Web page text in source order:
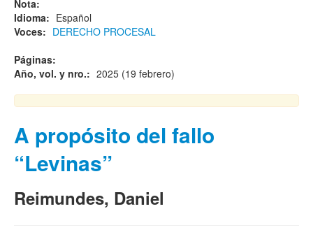
Nota:
Idioma: Español
Voces: DERECHO PROCESAL
Páginas:
Año, vol. y nro.: 2025 (19 febrero)
A propósito del fallo
“Levinas”
Reimundes, Daniel